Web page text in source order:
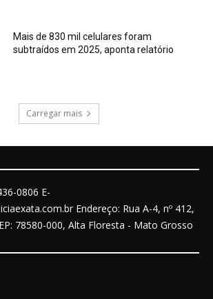
Mais de 830 mil celulares foram
subtraídos em 2025, aponta relatório
Carregar mais
0806 E-
Endereço: Rua A-4, nº 412,
78580-000, Alta Floresta - Mato Grosso